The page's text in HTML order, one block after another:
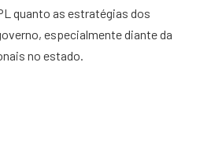
quanto as estratégias dos
especialmente diante da
no estado.